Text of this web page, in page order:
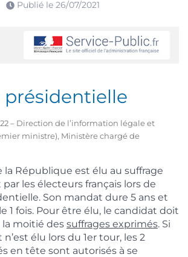
Publié le 26/07/2021
présidentielle
– Direction de l’information légale et
ministre), Ministère chargé de
la République est élu au suffrage
les électeurs français lors de
Son mandat dure 5 ans et
1 fois. Pour être élu, le candidat doit
moitié des suffrages exprimés. Si
élu lors du 1er tour, les 2
en tête sont autorisés à se